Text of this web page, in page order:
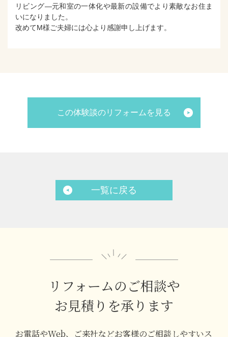
リビング—元和室の一体化や最新の設備でより素敵なお住ま
いになりました。
改めてM様ご夫婦には心より感謝申し上げます。
この体験談のリフォームを見る
一覧に戻る
リフォームのご相談や
お見積りを承ります
お電話やWeb、ご来社などお客様のご相談しやすいス